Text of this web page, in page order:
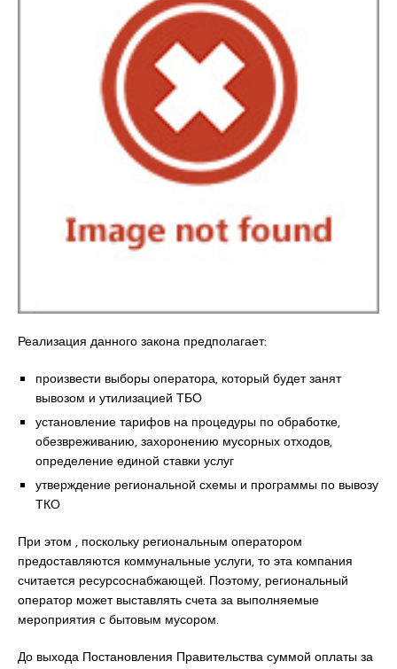
Реализация данного закона предполагает:
произвести выборы оператора, который будет занят
вывозом и утилизацией ТБО
установление тарифов на процедуры по обработке,
обезвреживанию, захоронению мусорных отходов,
определение единой ставки услуг
утверждение региональной схемы и программы по вывозу
ТКО
При этом , поскольку региональным оператором
предоставляются коммунальные услуги, то эта компания
считается ресурсоснабжающей. Поэтому, региональный
оператор может выставлять счета за выполняемые
мероприятия с бытовым мусором.
До выхода Постановления Правительства суммой оплаты за